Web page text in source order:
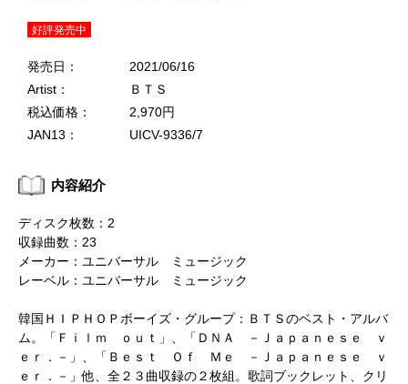
好評発売中
発売日：
2021/06/16
Artist：
ＢＴＳ
税込価格：
2,970円
JAN13：
UICV-9336/7
内容紹介
ディスク枚数：2
収録曲数：23
メーカー：ユニバーサル ミュージック
レーベル：ユニバーサル ミュージック
韓国ＨＩＰＨＯＰボーイズ・グループ：ＢＴＳのベスト・アルバ
ム。「Ｆｉｌｍ ｏｕｔ」、「ＤＮＡ －Ｊａｐａｎｅｓｅ ｖ
ｅｒ．－」、「Ｂｅｓｔ Ｏｆ Ｍｅ －Ｊａｐａｎｅｓｅ ｖ
ｅｒ．－」他、全２３曲収録の２枚組。歌詞ブックレット、クリ